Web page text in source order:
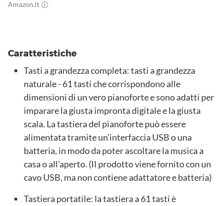
Amazon.it
Caratteristiche
Tasti a grandezza completa: tasti a grandezza
naturale - 61 tasti che corrispondono alle
dimensioni di un vero pianoforte e sono adatti per
imparare la giusta impronta digitale e la giusta
scala. La tastiera del pianoforte può essere
alimentata tramite un'interfaccia USB o una
batteria, in modo da poter ascoltare la musica a
casa o all'aperto. (Il prodotto viene fornito con un
cavo USB, ma non contiene adattatore e batteria)
Tastiera portatile: la tastiera a 61 tasti è